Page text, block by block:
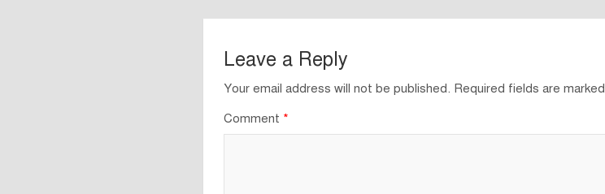
Leave a Reply
Your email address will not be published. Required fields are marked
Comment *